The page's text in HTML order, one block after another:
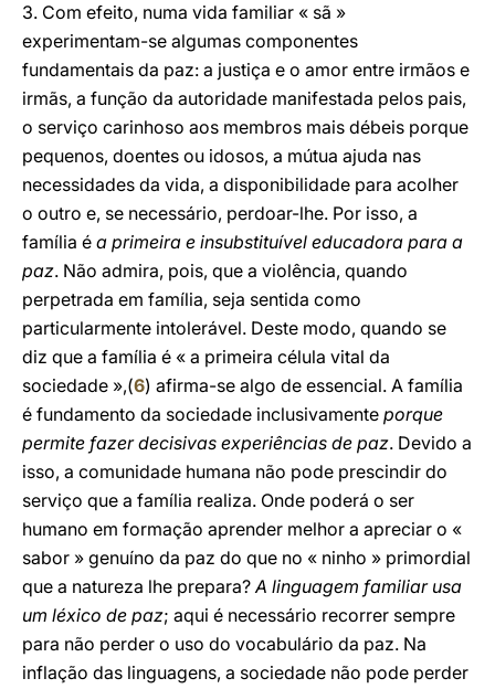
3. Com efeito, numa vida familiar « sã »
experimentam-se algumas componentes
fundamentais da paz: a justiça e o amor entre irmãos e
irmãs, a função da autoridade manifestada pelos pais,
o serviço carinhoso aos membros mais débeis porque
pequenos, doentes ou idosos, a mútua ajuda nas
necessidades da vida, a disponibilidade para acolher
o outro e, se necessário, perdoar-lhe. Por isso, a
família é a primeira e insubstituível educadora para a
paz. Não admira, pois, que a violência, quando
perpetrada em família, seja sentida como
particularmente intolerável. Deste modo, quando se
diz que a família é « a primeira célula vital da
sociedade »,(6) afirma-se algo de essencial. A família
é fundamento da sociedade inclusivamente porque
permite fazer decisivas experiências de paz. Devido a
isso, a comunidade humana não pode prescindir do
serviço que a família realiza. Onde poderá o ser
humano em formação aprender melhor a apreciar o «
sabor » genuíno da paz do que no « ninho » primordial
que a natureza lhe prepara?A linguagem familiar usa
um léxico de paz; aqui é necessário recorrer sempre
para não perder o uso do vocabulário da paz. Na
inflação das linguagens, a sociedade não pode perder